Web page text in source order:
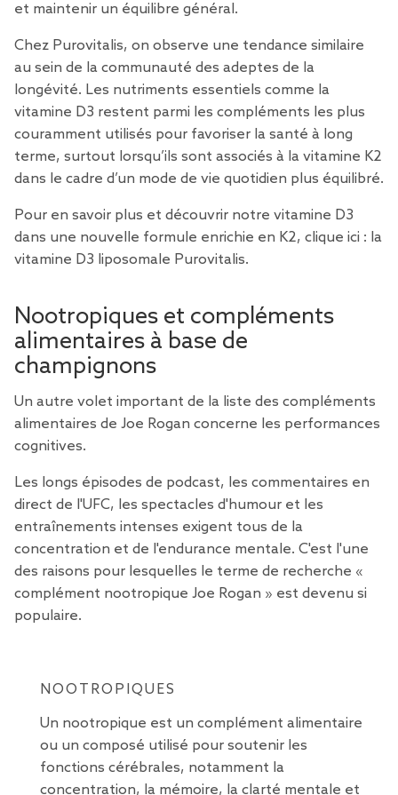
et maintenir un équilibre général.
Chez Purovitalis, on observe une tendance similaire
au sein de la communauté des adeptes de la
longévité. Les nutriments essentiels comme la
vitamine D3 restent parmi les compléments les plus
couramment utilisés pour favoriser la santé à long
terme, surtout lorsqu’ils sont associés à la vitamine K2
dans le cadre d’un mode de vie quotidien plus équilibré.
Pour en savoir plus et découvrir notre vitamine D3
dans une nouvelle formule enrichie en K2, clique ici : la
vitamine D3 liposomale Purovitalis.
Nootropiques et compléments
alimentaires à base de
champignons
Un autre volet important de la liste des compléments
alimentaires de Joe Rogan concerne les performances
cognitives.
Les longs épisodes de podcast, les commentaires en
direct de l'UFC, les spectacles d'humour et les
entraînements intenses exigent tous de la
concentration et de l'endurance mentale. C'est l'une
des raisons pour lesquelles le terme de recherche «
complément nootropique Joe Rogan » est devenu si
populaire.
NOOTROPIQUES
Un nootropique est un complément alimentaire
ou un composé utilisé pour soutenir les
fonctions cérébrales, notamment la
concentration, la mémoire, la clarté mentale et